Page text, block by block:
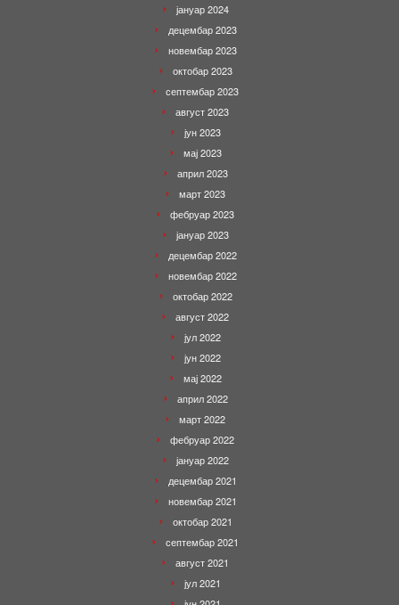
јануар 2024
децембар 2023
новембар 2023
октобар 2023
септембар 2023
август 2023
јун 2023
мај 2023
април 2023
март 2023
фебруар 2023
јануар 2023
децембар 2022
новембар 2022
октобар 2022
август 2022
јул 2022
јун 2022
мај 2022
април 2022
март 2022
фебруар 2022
јануар 2022
децембар 2021
новембар 2021
октобар 2021
септембар 2021
август 2021
јул 2021